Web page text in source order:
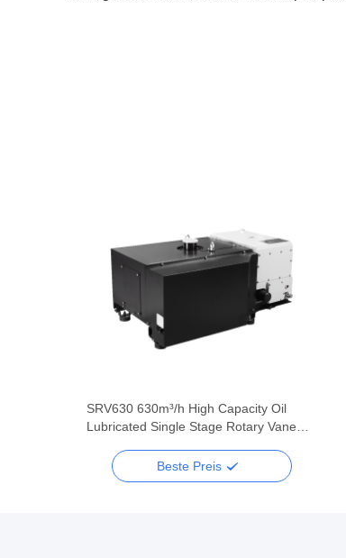
SRV630 630m³/h High Capacity Oil
Lubricated Single Stage Rotary Vane
Beste Preis